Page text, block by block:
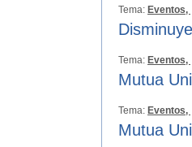
Tema: Eventos,
Tema: Eventos,
Mutua
Tema: Eventos,
Mutua